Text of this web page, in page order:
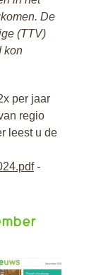
De
(TTV)
kon
per jaar
regio
leest u de